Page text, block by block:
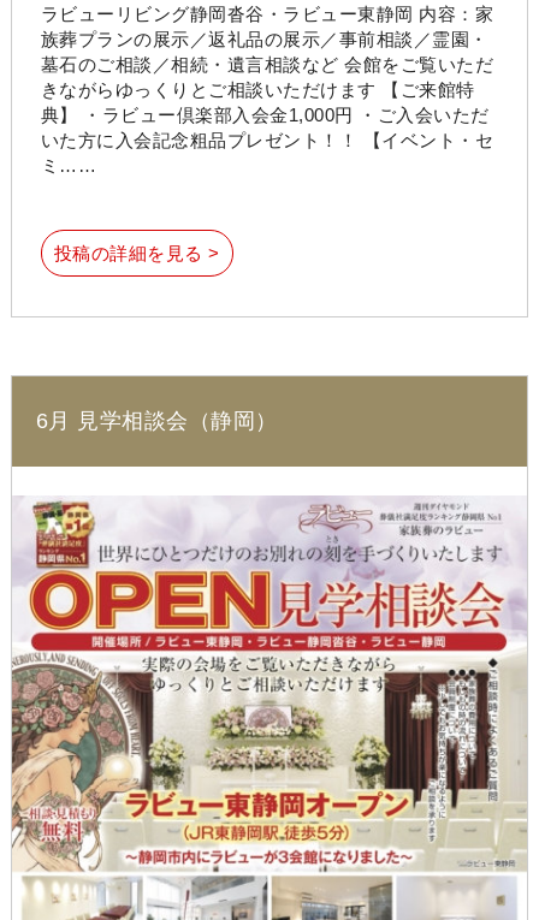
ラビューリビング静岡沓谷・ラビュー東静岡 内容：家
族葬プランの展示／返礼品の展示／事前相談／霊園・
墓石のご相談／相続・遺言相談など 会館をご覧いただ
きながらゆっくりとご相談いただけます 【ご来館特
典】 ・ラビュー倶楽部入会金1,000円 ・ご入会いただ
いた方に入会記念粗品プレゼント！！ 【イベント・セ
ミ……
投稿の詳細を見る >
6月 見学相談会（静岡）